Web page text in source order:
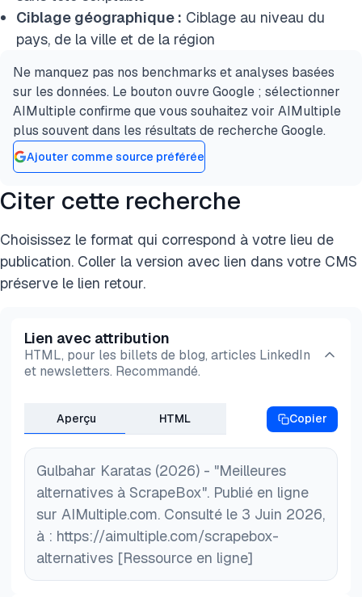
Ciblage géographique : Ciblage au niveau du
pays, de la ville et de la région
Ne manquez pas nos benchmarks et analyses basées
sur les données. Le bouton ouvre Google ; sélectionner
AIMultiple confirme que vous souhaitez voir AIMultiple
plus souvent dans les résultats de recherche Google.
Ajouter comme source préférée
Citer cette recherche
Choisissez le format qui correspond à votre lieu de
publication. Coller la version avec lien dans votre CMS
préserve le lien retour.
Lien avec attribution
HTML, pour les billets de blog, articles LinkedIn
et newsletters. Recommandé.
Aperçu HTML Copier
Gulbahar Karatas (2026) - "Meilleures
alternatives à ScrapeBox". Publié en ligne
sur AIMultiple.com. Consulté le 3 Juin 2026,
à : https://aimultiple.com/scrapebox-
alternatives [Ressource en ligne]